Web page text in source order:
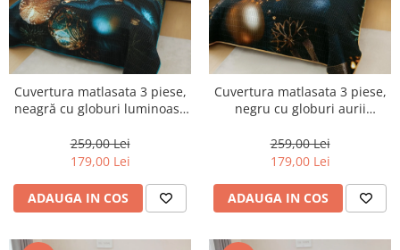
Cuvertura matlasata 3 piese,
neagră cu globuri luminoase
259,00 Lei
179,00 Lei
ADAUGA IN COS
Cuvertura matlasata 3 piese,
negru cu globuri aurii
259,00 Lei
179,00 Lei
ADAUGA IN COS